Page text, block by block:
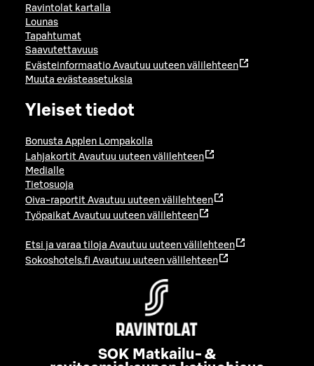
Ravintolat kartalla
Lounas
Tapahtumat
Saavutettavuus
Evästeinformaatio Avautuu uuteen välilehteen
Muuta evästeasetuksia
Yleiset tiedot
Bonusta Applen Lompakolla
Lahjakortit Avautuu uuteen välilehteen
Medialle
Tietosuoja
Oiva-raportit Avautuu uuteen välilehteen
Työpaikat Avautuu uuteen välilehteen
Etsi ja varaa tiloja Avautuu uuteen välilehteen
Sokoshotels.fi Avautuu uuteen välilehteen
SOK Matkailu- &